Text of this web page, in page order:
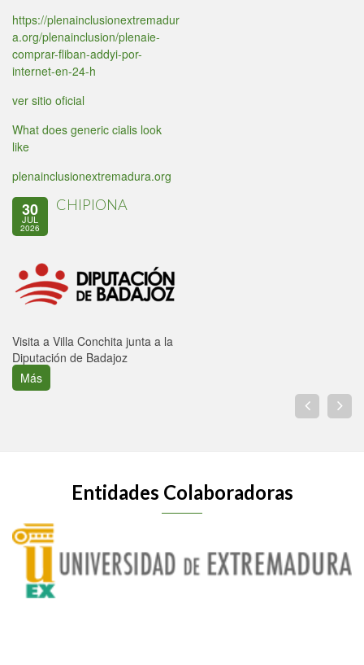
https://plenainclusionextremadur
a.org/plenainclusion/plenaie-
comprar-fliban-addyi-por-
internet-en-24-h
ver sitio oficial
What does generic cialis look
like
plenainclusionextremadura.org
30
JUL
2026
CHIPIONA
Visita a Villa Conchita junta a la
Diputación de Badajoz
Más
Entidades Colaboradoras